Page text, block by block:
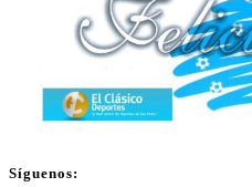
Síguenos: